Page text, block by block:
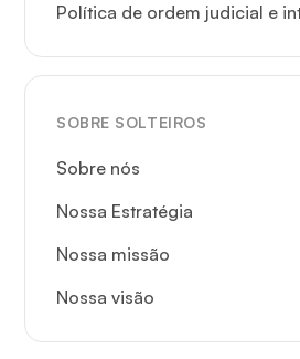
Política de ordem judicial e
SOBRE SOLTEIROS
Sobre nós
Nossa Estratégia
Nossa missão
Nossa visão